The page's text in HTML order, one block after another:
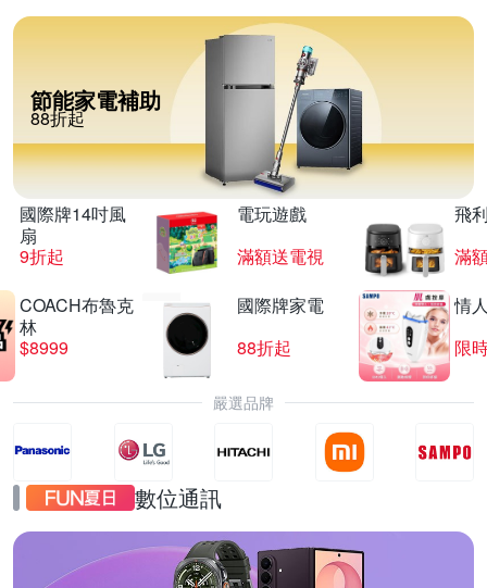
節能家電補助
88折起
國際牌14吋風
扇
9折起
電玩遊戲
滿額送電視
飛
滿
COACH布魯克
林
$8999
國際牌家電
88折起
情
限
嚴選品牌
數位通訊